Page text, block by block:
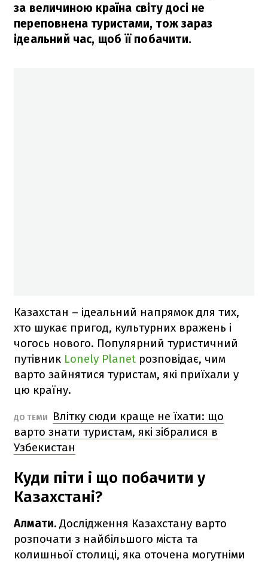
за величиною країна світу досі не
переповнена туристами, тож зараз
ідеальний час, щоб її побачити.
Казахстан – ідеальний напрямок для тих,
хто шукає пригод, культурних вражень і
чогось нового. Популярний туристичний
путівник Lonely Planet розповідає, чим
варто зайнятися туристам, які приїхали у
цю країну.
ДО ТЕМИ
Влітку сюди краще не їхати: що
варто знати туристам, які зібралися в
Узбекистан
Куди піти і що побачити у
Казахстані?
Алмати. Дослідження Казахстану варто
розпочати з найбільшого міста та
колишньої столиці, яка оточена могутніми